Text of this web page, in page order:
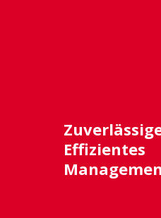
Effizientes